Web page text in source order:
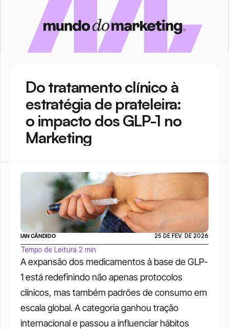
Do tratamento clínico à
estratégia de prateleira:
o impacto dos GLP-1 no
Marketing
A expansão dos medicamentos à base de GLP-
1 está redefinindo não apenas protocolos
clínicos, mas também padrões de consumo em
escala global. A categoria ganhou tração
internacional e passou a influenciar hábitos
IAN CÂNDIDO 25 DE FEV. DE 2026
Tempo de Leitura 2 min